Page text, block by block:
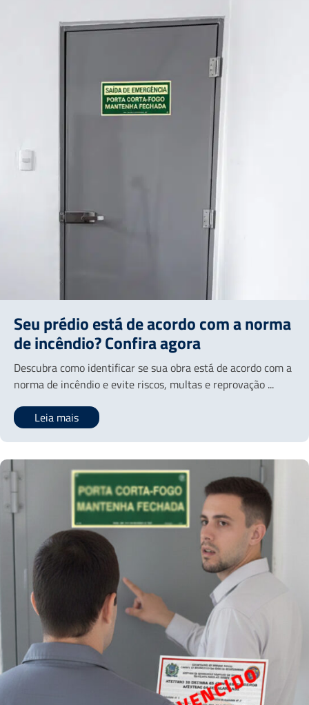
Seu prédio está de acordo com a norma
de incêndio? Confira agora
Descubra como identificar se sua obra está de acordo com a
norma de incêndio e evite riscos, multas e reprovação ...
Leia mais